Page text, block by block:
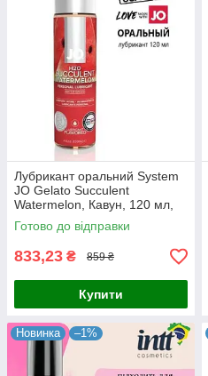
Лубрикант оральний System
JO Gelato Succulent
Watermelon, Кавун, 120 мл,
оригінал США
Готово до відправки
833,23 ₴ 859 ₴
Купити
Новинка –1%